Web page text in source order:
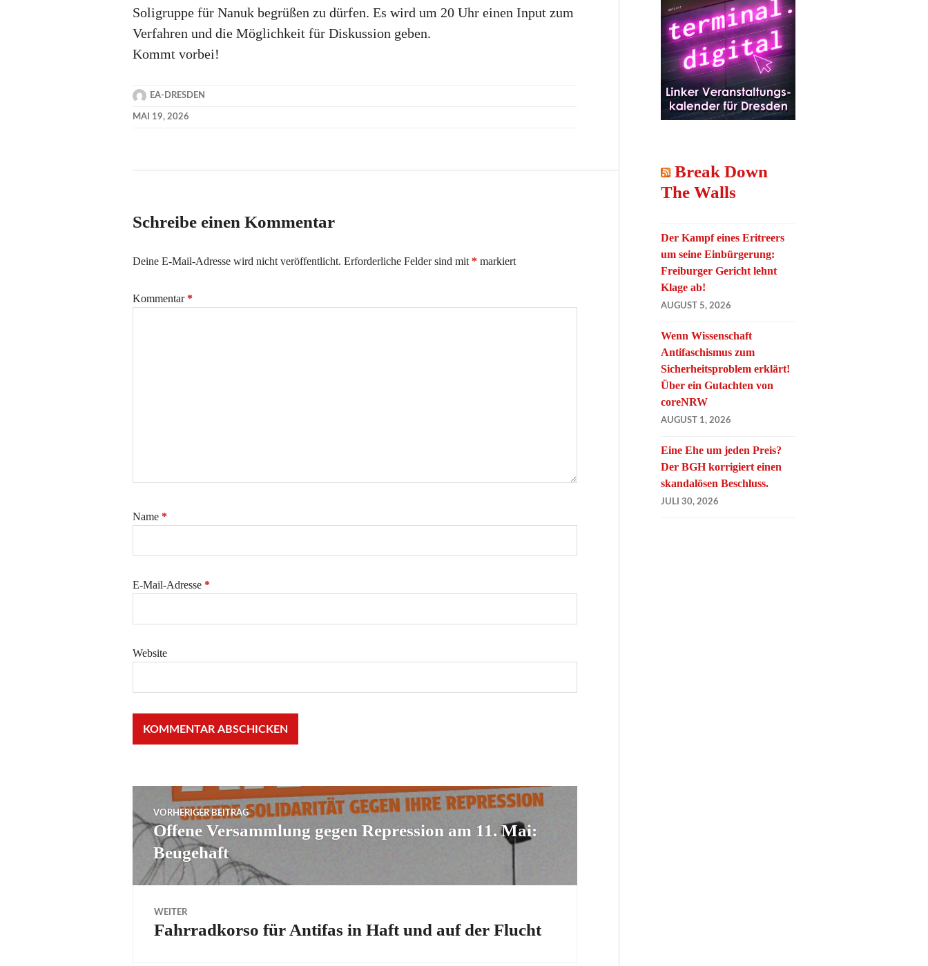
Soligruppe für Nanuk begrüßen zu dürfen. Es wird um 20 Uhr einen Input zum
Verfahren und die Möglichkeit für Diskussion geben.
Kommt vorbei!
EA-DRESDEN
MAI 19, 2026
Schreibe einen Kommentar
Deine E-Mail-Adresse wird nicht veröffentlicht. Erforderliche Felder sind mit * markiert
Kommentar *
Name *
E-Mail-Adresse *
Website
Beitragsnavigation
VORHERIGER BEITRAG
Vorheriger
Beitrag:
Offene Versammlung gegen Repression am 11. Mai:
Beugehaft
WEITER
Nächster
Fahrradkorso für Antifas in Haft und auf der Flucht
Break Down
The Walls
Der Kampf eines Eritreers
um seine Einbürgerung:
Freiburger Gericht lehnt
Klage ab!
AUGUST 5, 2026
Wenn Wissenschaft
Antifaschismus zum
Sicherheitsproblem erklärt!
Über ein Gutachten von
coreNRW
AUGUST 1, 2026
Eine Ehe um jeden Preis?
Der BGH korrigiert einen
skandalösen Beschluss.
JULI 30, 2026